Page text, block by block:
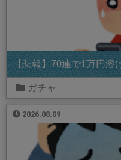
【悲報】70連で1万円溶
ガチャ
2026.08.09